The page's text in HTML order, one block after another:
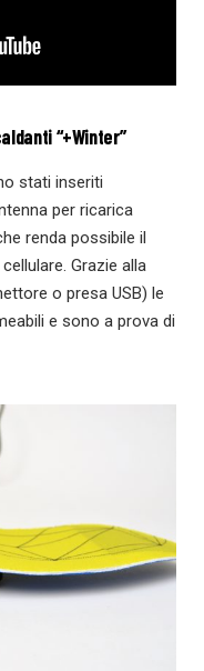
“+Winter”
stati inseriti
per ricarica
renda possibile il
Grazie alla
o presa USB) le
e sono a prova di